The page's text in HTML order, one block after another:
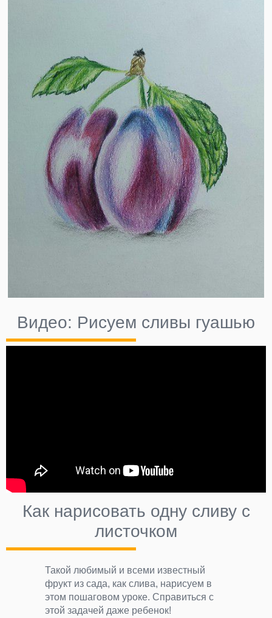
Видео: Рисуем сливы гуашью
Как нарисовать одну сливу с
листочком
Такой любимый и всеми известный
фрукт из сада, как слива, нарисуем в
этом пошаговом уроке. Справиться с
этой задачей даже ребенок!